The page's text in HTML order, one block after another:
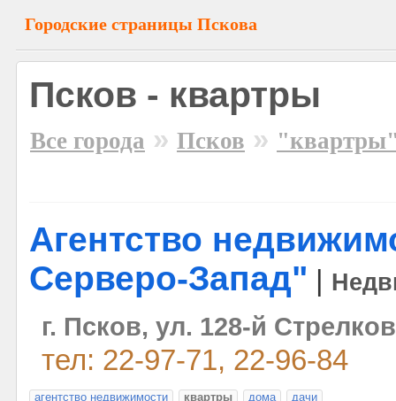
Городские страницы Пскова
Псков - квартры
Все города » Псков »
Агентство
Серверо-Запад"
г. Псков, ул. 128-й
тел: 22-97-71, 22-96-84
агентство недвижимости квартры дома дачи